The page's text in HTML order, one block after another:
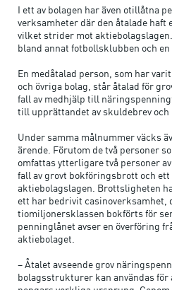
I ett av bolagen har även otillåtna
verksamheter där den åtalade haft
vilket strider mot
bland annat fotbollsklubben och
En medåtalad person, som har
och övriga bolag, står åtalad för
fall av medhjälp till
till upprättandet av skuldebrev och
Under samma målnummer väcks
ärende. Förutom de två personer
omfattas ytterligare två personer
fall av grovt bokföringsbrott och
aktiebolagslagen. Brottsligheten
ett har bedrivit casinoverksamhet,
tiomiljonersklassen bokförts för
penninglånet avser en överföring
aktiebolaget.
– Åtalet avseende grov
bolagsstrukturer kan användas